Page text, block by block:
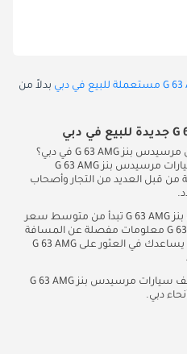
بدلاً من
هل تبحث عن سيارة مثالية جديدة من مرسيدس بنز G 63 AMG في دبي؟
تقدم دوبي كارز مجموعة كبيرة من سيارات مرسيدس بنز G 63 AMG
من قبل العديد من التجار وأصحاب
820,000. يتضمن كل إعلان G 63 AMG معلومات مفصلة عن المسافة
المقطوعة والحالة والمواصفات، مما يساعدك في العثور على G 63 AMG
تصفح إعلانات دوبي كارز اليوم واكتشف سيارات مرسيدس بنز G 63 AMG
دبي.